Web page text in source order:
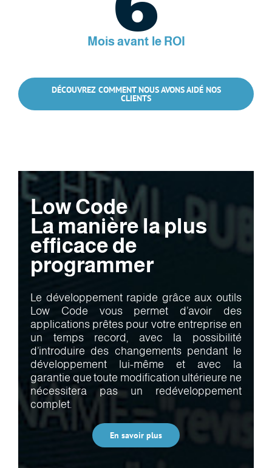
Mois avant le ROI
DÉCOUVREZ COMMENT NOUS AVONS AIDÉ NOS
CLIENTS
Low Code
La manière la plus
efficace de
programmer
Le développement rapide grâce aux outils
Low Code vous permet d’avoir des
applications prêtes pour votre entreprise en
un temps record, avec la possibilité
d’introduire des changements pendant le
développement lui-même et avec la
garantie que toute modification ultérieure ne
nécessitera pas un redéveloppement
complet.
En savoir plus